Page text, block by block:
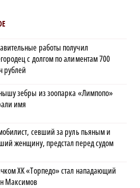
работы получил
с долгом по алиментам 700
рублей
зебры из зоопарка «Лимпопо»
имя
севший за руль пьяным и
женщину, предстал перед судом
ХК «Торпедо» стал нападающий
Максимов